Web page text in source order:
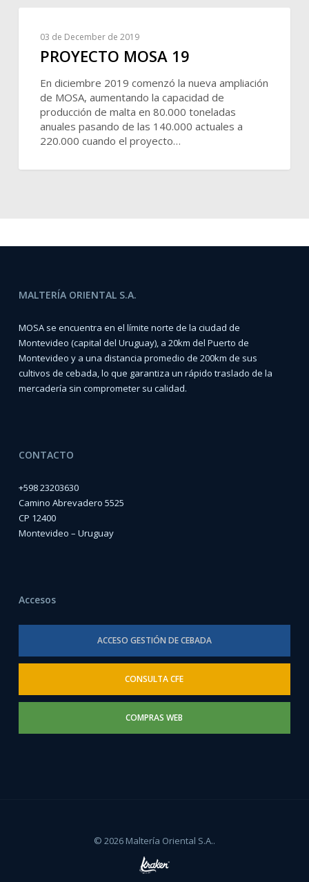
03 de December de 2019
PROYECTO MOSA 19
En diciembre 2019 comenzó la nueva ampliación
de MOSA, aumentando la capacidad de
producción de malta en 80.000 toneladas
anuales pasando de las 140.000 actuales a
220.000 cuando el proyecto…
MALTERÍA ORIENTAL S.A.
MOSA se encuentra en el límite norte de la ciudad de
Montevideo (capital del Uruguay), a 20km del Puerto de
Montevideo y a una distancia promedio de 200km de sus
cultivos de cebada, lo que garantiza un rápido traslado de la
mercadería sin comprometer su calidad.
CONTACTO
+598 23203630
Camino Abrevadero 5525
CP 12400
Montevideo – Uruguay
Accesos
ACCESO GESTIÓN DE CEBADA
CONSULTA CFE
COMPRAS WEB
© 2026 Maltería Oriental S.A..